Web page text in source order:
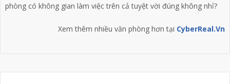
phòng có không gian làm việc trên cả tuyệt vời đúng không nhỉ?
Xem thêm nhiều văn phòng hơn tại CyberReal.Vn